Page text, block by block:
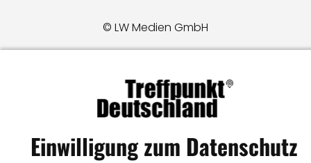
© LW Medien GmbH
Einwilligung zum Datenschutz